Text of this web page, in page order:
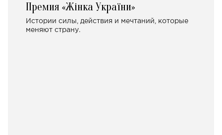
Премия «Жінка України»
Истории силы, действия и мечтаний, которые
меняют страну.